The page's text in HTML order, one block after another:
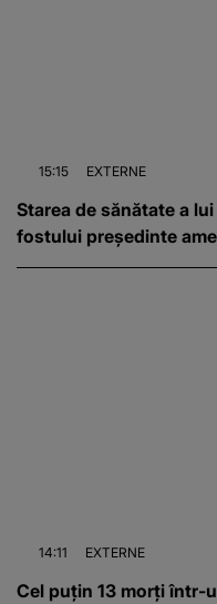
15:15 EXTERNE
Starea de sănătate a
fostului președinte
14:11 EXTERNE
Cel puțin 13 morți într-